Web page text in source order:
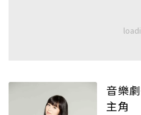
音樂
主角